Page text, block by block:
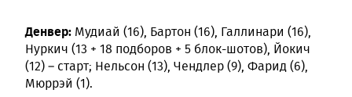
Денвер: Мудиай (16), Бартон (16), Галлинари (16),
Нуркич (13 + 18 подборов + 5 блок-шотов), Йокич
(12) – старт; Нельсон (13), Чендлер (9), Фарид (6),
Мюррэй (1).